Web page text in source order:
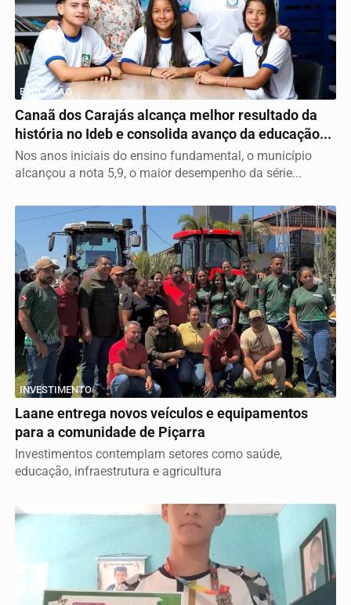
EDUCAÇÃO
Canaã dos Carajás alcança melhor resultado da
história no Ideb e consolida avanço da educação...
Nos anos iniciais do ensino fundamental, o município
alcançou a nota 5,9, o maior desempenho da série...
INVESTIMENTO
Laane entrega novos veículos e equipamentos
para a comunidade de Piçarra
Investimentos contemplam setores como saúde,
educação, infraestrutura e agricultura